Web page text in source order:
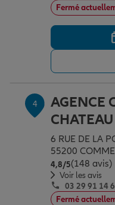
Tous nos devis
Fermé
4
AGENCE
CHATEAU
6 RUE DE LA
55200
4,8/5Note de 4.8 sur 5
(148 avis)
Voir les avis
03 29 91 14
Fermé